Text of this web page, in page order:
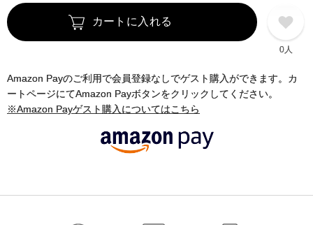
カートに入れる
0人
Amazon Payのご利用で会員登録なしでゲスト購入ができます。カ
ートページにてAmazon Payボタンをクリックしてください。
※Amazon Payゲスト購入についてはこちら